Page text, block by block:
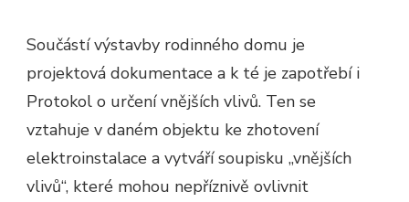
Součástí výstavby rodinného domu je
projektová dokumentace a k té je zapotřebí i
Protokol o určení vnějších vlivů. Ten se
vztahuje v daném objektu ke zhotovení
elektroinstalace a vytváří soupisku „vnějších
vlivů“, které mohou nepříznivě ovlivnit